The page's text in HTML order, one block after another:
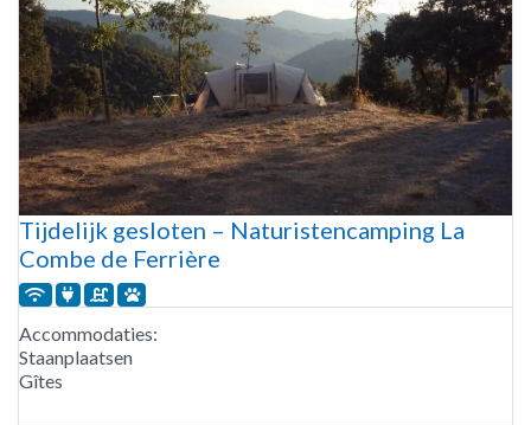
Tijdelijk gesloten – Naturistencamping La
Combe de Ferrière
Accommodaties:
Staanplaatsen
Gîtes